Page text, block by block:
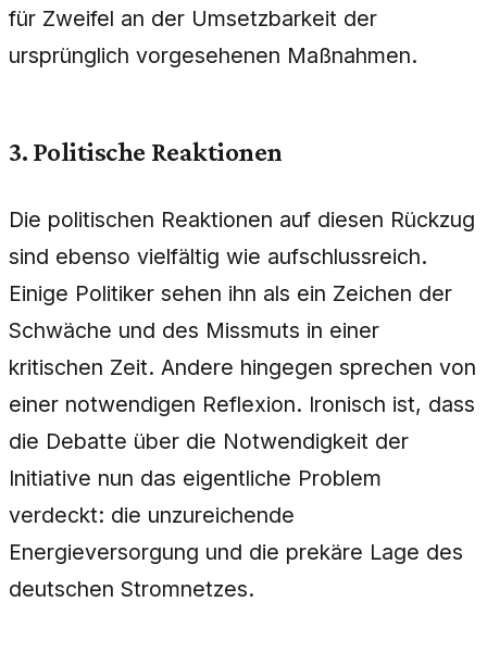
für Zweifel an der Umsetzbarkeit der
ursprünglich vorgesehenen Maßnahmen.
3. Politische Reaktionen
Die politischen Reaktionen auf diesen Rückzug
sind ebenso vielfältig wie aufschlussreich.
Einige Politiker sehen ihn als ein Zeichen der
Schwäche und des Missmuts in einer
kritischen Zeit. Andere hingegen sprechen von
einer notwendigen Reflexion. Ironisch ist, dass
die Debatte über die Notwendigkeit der
Initiative nun das eigentliche Problem
verdeckt: die unzureichende
Energieversorgung und die prekäre Lage des
deutschen Stromnetzes.